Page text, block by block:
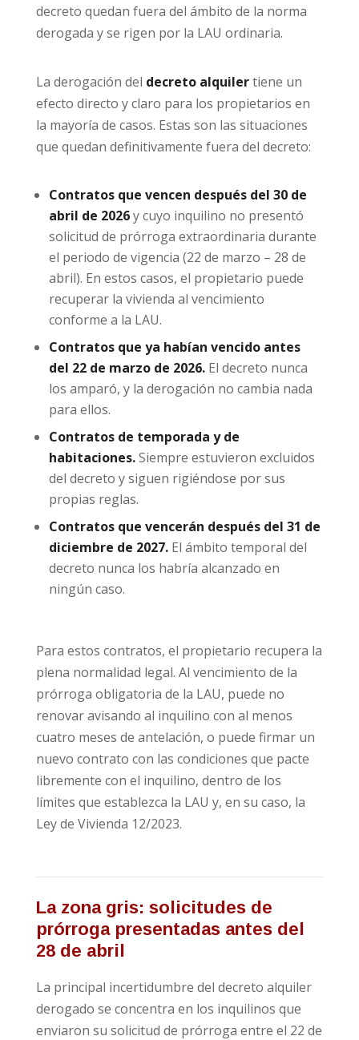
decreto quedan fuera del ámbito de la norma
derogada y se rigen por la LAU ordinaria.
La derogación del decreto alquilertiene un
efecto directo y claro para los propietarios en
la mayoría de casos. Estas son las situaciones
que quedan definitivamente fuera del decreto:
Contratos que vencen después del 30 de
abril de 2026y cuyo inquilino no presentó
solicitud de prórroga extraordinaria durante
el periodo de vigencia (22 de marzo – 28 de
abril). En estos casos, el propietario puede
recuperar la vivienda al vencimiento
conforme a la LAU.
Contratos que ya habían vencido antes
del 22 de marzo de 2026.El decreto nunca
los amparó, y la derogación no cambia nada
para ellos.
Contratos de temporada y de
habitaciones.Siempre estuvieron excluidos
del decreto y siguen rigiéndose por sus
propias reglas.
Contratos que vencerán después del 31 de
diciembre de 2027.El ámbito temporal del
decreto nunca los habría alcanzado en
ningún caso.
Para estos contratos, el propietario recupera la
plena normalidad legal. Al vencimiento de la
prórroga obligatoria de la LAU, puede no
renovar avisando al inquilino con al menos
cuatro meses de antelación, o puede firmar un
nuevo contrato con las condiciones que pacte
libremente con el inquilino, dentro de los
límites que establezca la LAU y, en su caso, la
Ley de Vivienda 12/2023.
La zona gris: solicitudes de
prórroga presentadas antes del
28 de abril
La principal incertidumbre del decreto alquiler
derogado se concentra en los inquilinos que
enviaron su solicitud de prórroga entre el 22 de